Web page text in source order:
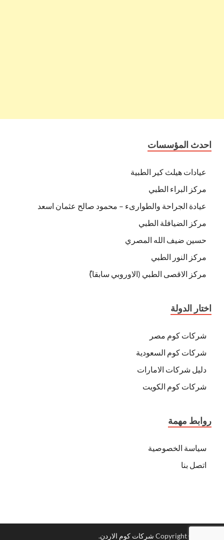
احدث المؤسسات
عيادات هيلث كير الطبية
مركز البراء الطبي
عيادة الجراحة والطوارىء – محمود صالح عثمان اسعد
مركز الضيافلة الطبي
حسين ضيف الله المصري
مركز النور الطبي
مركز الاقصى الطبي (الاوروبي سابقا)ً
اختار الدولة
شركات كوم مصر
شركات كوم السعودية
دليل شركات الامارات
شركات كوم الكويت
روابط مهمة
سياسة الخصوصية
اتصل بنا
Copyright © 2026 شركات كوم الاردن.